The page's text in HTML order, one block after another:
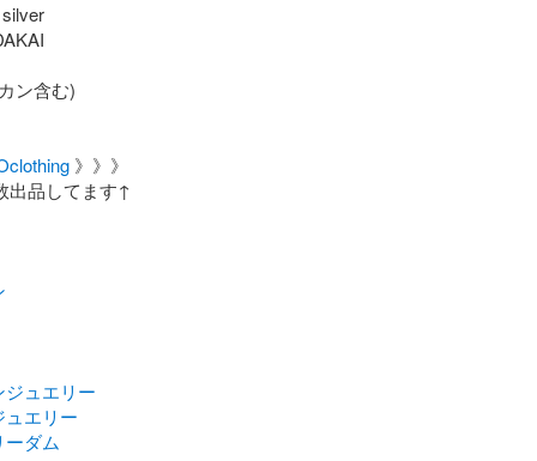
silver
ン含む)
》》》
出品してます↑
ュエリー
エリー
ダム